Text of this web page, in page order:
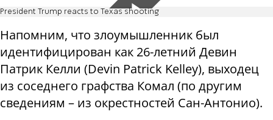
President Trump reacts to Texas shooting
Напомним, что злоумышленник был
идентифицирован как 26-летний Девин
Патрик Келли (Devin Patrick Kelley), выходец
из соседнего графства Комал (по другим
сведениям – из окрестностей Сан-Антонио).